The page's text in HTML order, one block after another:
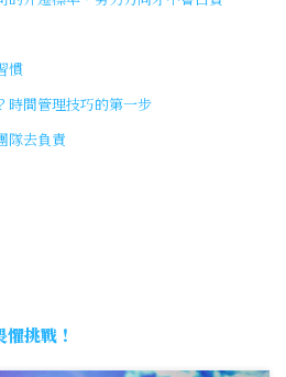
慣
時間管理技巧的第一步
隊去負責
挑戰！